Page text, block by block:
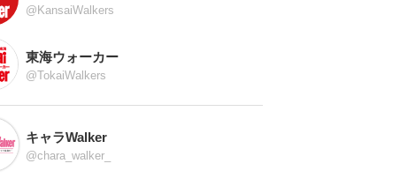
@KansaiWalkers
東海ウォーカー
@TokaiWalkers
キャラWalker
@chara_walker_